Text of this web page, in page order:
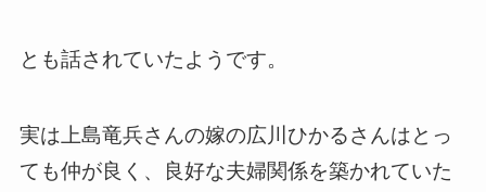
とも話されていたようです。
実は上島竜兵さんの嫁の広川ひかるさんはとっ
ても仲が良く、良好な夫婦関係を築かれていた